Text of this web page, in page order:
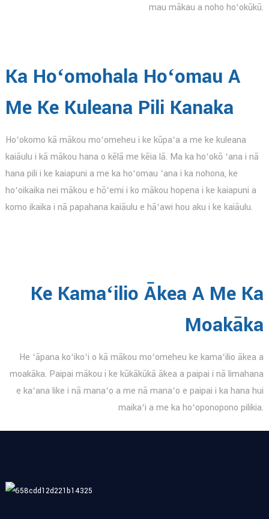
mau mākau a noho hoʻokūkū.
Ka Hoʻomohala Hoʻomau A
Me Ke Kuleana Pili Kanaka
Hoʻokomo kā mākou moʻomeheu i ke kūpaʻa a me ke kuleana
kaiāulu i kā mākou hana o kēlā me kēia lā. Ma ka hoʻokō ʻana i nā
hana pili i ke kaiapuni a me ka hoʻomau ʻana i ka nohona, ke
hoʻoikaika nei mākou e hōʻemi i ko mākou hopena i ke kaiapuni a
komo ikaika i nā papahana kaiāulu e hāʻawi hou aku i ke kaiāulu.
Ke Kamaʻilio Ākea A Me Ka
Moakāka
He ʻāpana koʻikoʻi o kā mākou moʻomeheu ke kamaʻilio ākea a
moakāka. Paipai mākou i ke kūkākūkā ākea a paipai i nā limahana
e kaʻana like i nā manaʻo a me nā manaʻo e paipai i ka hana hui
maikaʻi a me ka hoʻoponopono pilikia.